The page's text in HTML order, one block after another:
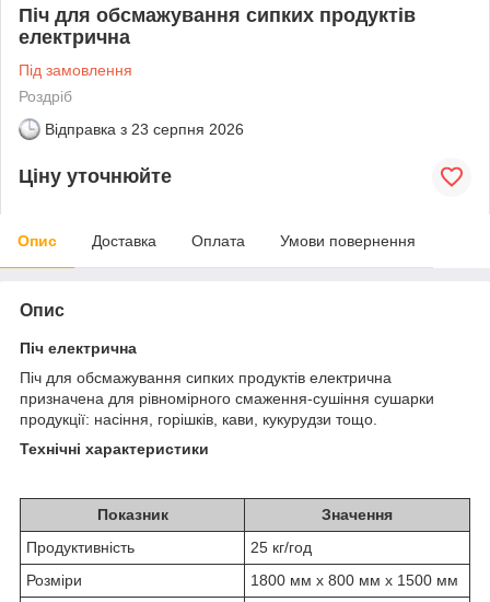
Піч для обсмажування сипких продуктів
електрична
Під замовлення
Роздріб
Відправка з 23 серпня 2026
Ціну уточнюйте
Опис Доставка Оплата Умови повернення
Опис
Піч електрична
Піч для обсмажування сипких продуктів електрична
призначена для рівномірного смаження-сушіння сушарки
продукції: насіння, горішків, кави, кукурудзи тощо.
Технічні характеристики
Показник
Значення
Продуктивність
25 кг/год
Розміри
1800 мм x 800 мм x 1500 мм